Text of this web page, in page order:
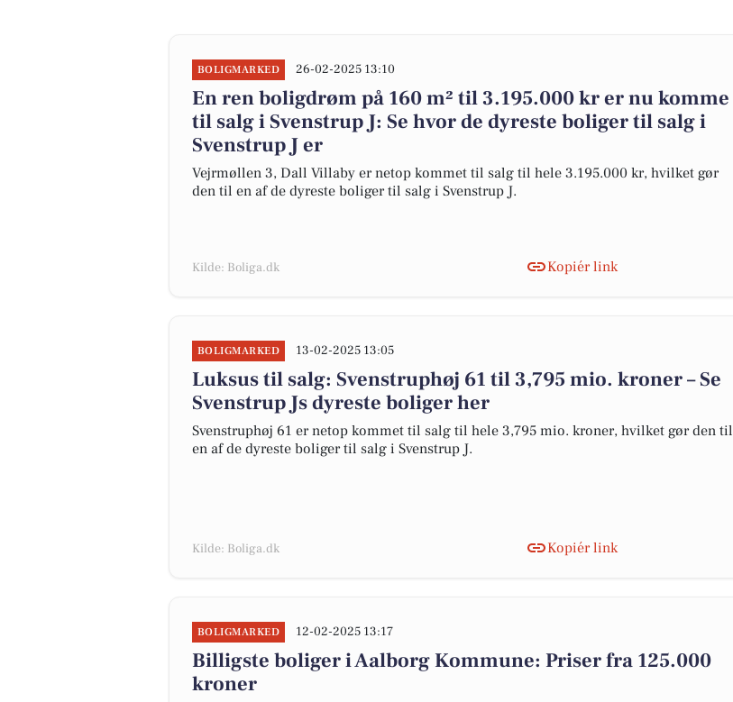
BOLIGMARKED 26-02-2025 13:10
En ren boligdrøm på 160 m² til 3.195.000 kr er nu komme
til salg i Svenstrup J: Se hvor de dyreste boliger til salg i
Svenstrup J er
Vejrmøllen 3, Dall Villaby er netop kommet til salg til hele 3.195.000 kr, hvilket gør
den til en af de dyreste boliger til salg i Svenstrup J.
Kilde: Boliga.dk Kopiér link
BOLIGMARKED 13-02-2025 13:05
Luksus til salg: Svenstruphøj 61 til 3,795 mio. kroner – Se
Svenstrup Js dyreste boliger her
Svenstruphøj 61 er netop kommet til salg til hele 3,795 mio. kroner, hvilket gør den til
en af de dyreste boliger til salg i Svenstrup J.
Kilde: Boliga.dk Kopiér link
BOLIGMARKED 12-02-2025 13:17
Billigste boliger i Aalborg Kommune: Priser fra 125.000
kroner